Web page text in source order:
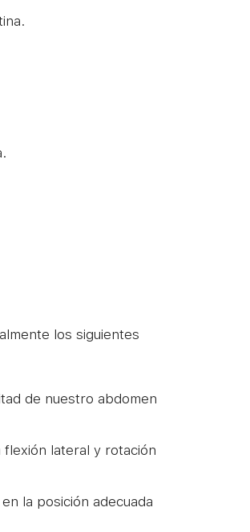
los siguientes
de nuestro abdomen
lateral y rotación
la posición adecuada